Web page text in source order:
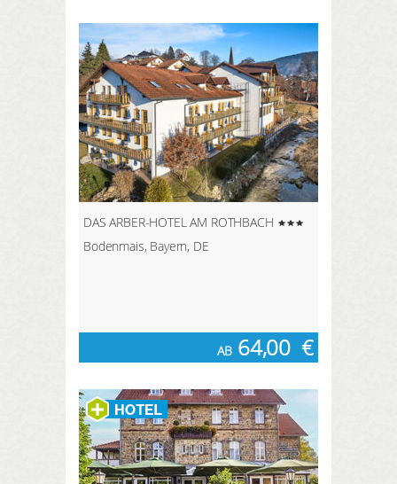
DAS ARBER-HOTEL AM ROTHBACH
Bodenmais, Bayern, DE
AB 64,00 €